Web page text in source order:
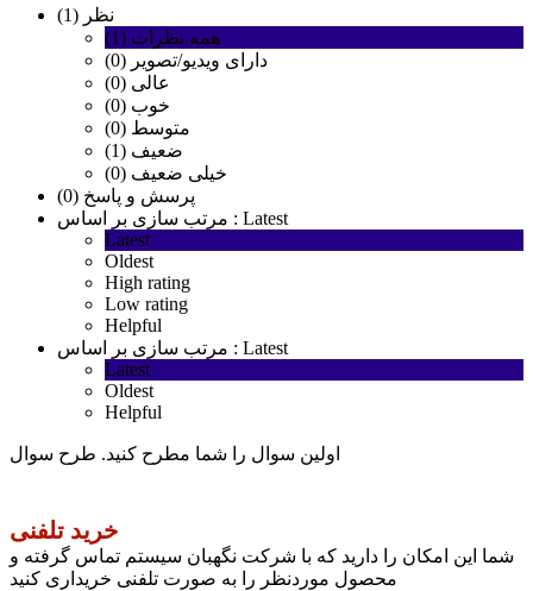
نظر (1)
همه نظرات (1)
دارای ویدیو/تصویر (0)
عالی (0)
خوب (0)
متوسط (0)
ضعیف (1)
خیلی ضعیف (0)
پرسش و پاسخ (0)
مرتب سازی بر اساس : Latest
Latest
Oldest
High rating
Low rating
Helpful
مرتب سازی بر اساس : Latest
Latest
Oldest
Helpful
اولین سوال را شما مطرح کنید. طرح سوال
خرید تلفنی
شما این امکان را دارید که با شرکت نگهبان سیستم تماس گرفته و
محصول موردنظر را به صورت تلفنی خریداری کنید